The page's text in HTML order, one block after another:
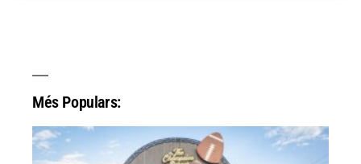
Més Populars: